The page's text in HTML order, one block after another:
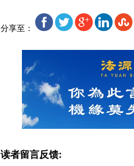
分享至：
读者留言反馈: